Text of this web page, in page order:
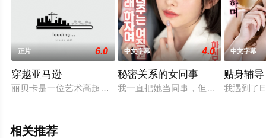
正片 6.0
穿越亚马逊
丽贝卡是一位艺术高超的年轻治疗师，她的名声吸引了大批人
中文字幕 4.0
秘密关系的女同事
我一直把她当同事，但有一天，我加
中文字幕
贴身辅
我遇到了
相关推荐